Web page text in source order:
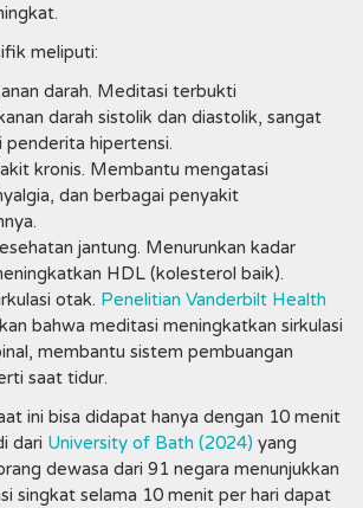
meliputi:
darah. Meditasi terbukti
darah sistolik dan diastolik, sangat
hipertensi.
kronis. Membantu mengatasi
dan berbagai penyakit
jantung. Menurunkan kadar
HDL (kolesterol baik).
otak. Penelitian Vanderbilt Health
bahwa meditasi meningkatkan sirkulasi
membantu sistem pembuangan
saat tidur.
ini bisa didapat hanya dengan 10 menit
dari University of Bath (2024) yang
dewasa dari 91 negara menunjukkan
singkat selama 10 menit per hari dapat